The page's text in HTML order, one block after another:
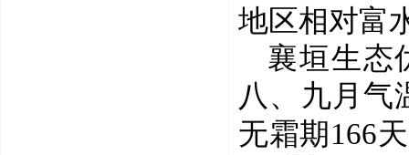
地区相对富
襄垣生态
八、九月气
无霜期 166